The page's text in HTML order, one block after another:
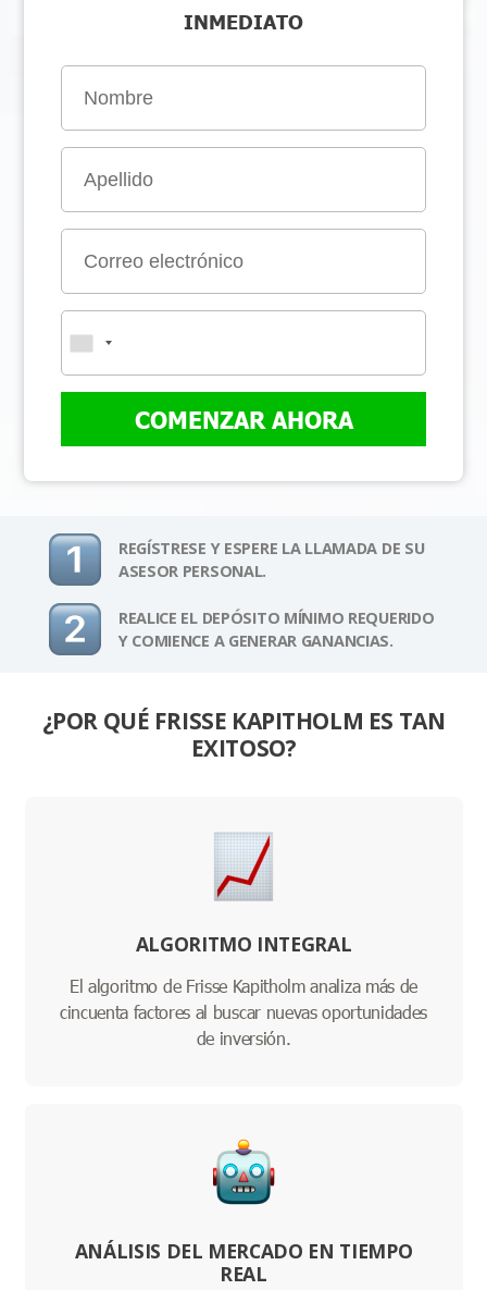
INMEDIATO
COMENZAR AHORA
REGÍSTRESE Y ESPERE LA LLAMADA DE SU
ASESOR PERSONAL.
REALICE EL DEPÓSITO MÍNIMO REQUERIDO
Y COMIENCE A GENERAR GANANCIAS.
¿POR QUÉ FRISSE KAPITHOLM ES TAN
EXITOSO?
ALGORITMO INTEGRAL
El algoritmo de Frisse Kapitholm analiza más de
cincuenta factores al buscar nuevas oportunidades
de inversión.
ANÁLISIS DEL MERCADO EN TIEMPO
REAL